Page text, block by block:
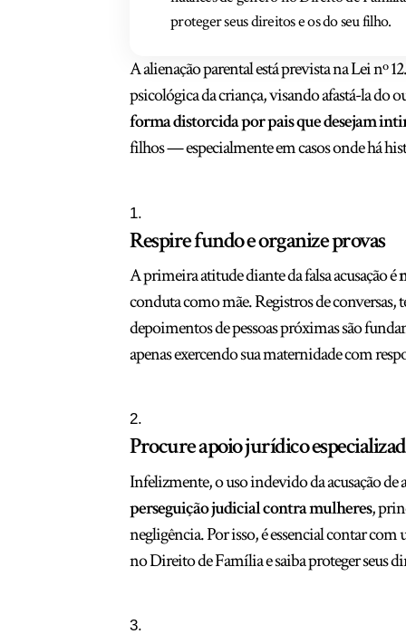
proteger seus direitos e os do seu filho.
A alienação parental está prevista na Lei nº
psicológica da criança, visando afastá-la do
forma distorcida por pais que desejam
filhos — especialmente em casos onde há
Respire fundo e organize provas
A primeira atitude diante da falsa acusação é
conduta como mãe. Registros de conversas,
depoimentos de pessoas próximas são
apenas exercendo sua maternidade com
Procure apoio jurídico
Infelizmente, o uso indevido da acusação de
perseguição judicial contra mulheres,
negligência. Por isso, é essencial contar
no Direito de Família e saiba proteger seus